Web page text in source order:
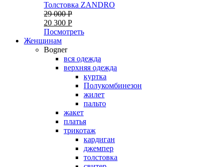
Толстовка ZANDRO
29 000 Р
20 300 Р
Посмотреть
Женщинам
Bogner
вся одежда
верхняя одежда
куртка
Полукомбинезон
жилет
пальто
жакет
платья
трикотаж
кардиган
джемпер
толстовка